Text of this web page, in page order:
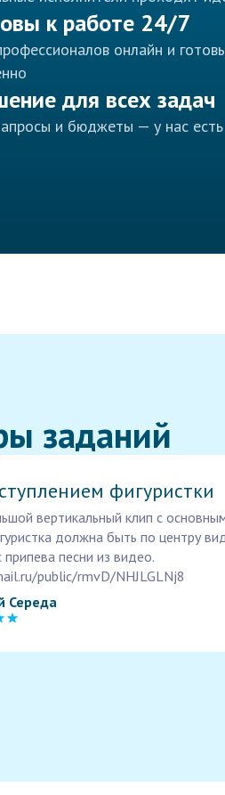
к работе 24/7
онлайн и
для всех задач
и бюджеты — у нас
заданий
фигуристки
вертикальный клип с
должна быть по центру
песни из видео.
public/rmvD/NHJLGLNj8
Середа